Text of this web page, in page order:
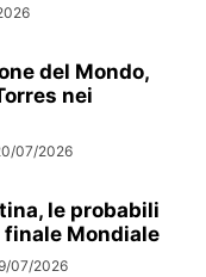
del Mondo,
nei
07/2026
le probabili
Mondiale
07/2026